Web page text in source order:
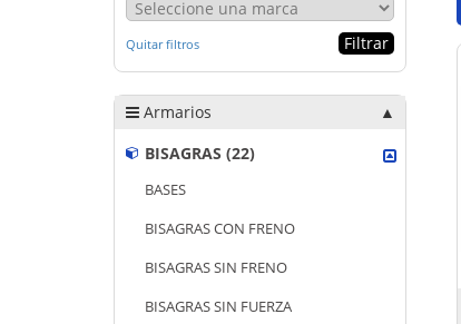
Quitar filtros
Armarios
BISAGRAS (22)
BASES
BISAGRAS CON FRENO
BISAGRAS SIN FRENO
BISAGRAS SIN FUERZA